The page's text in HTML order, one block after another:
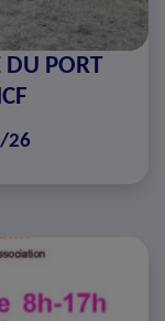
DU PORT
26